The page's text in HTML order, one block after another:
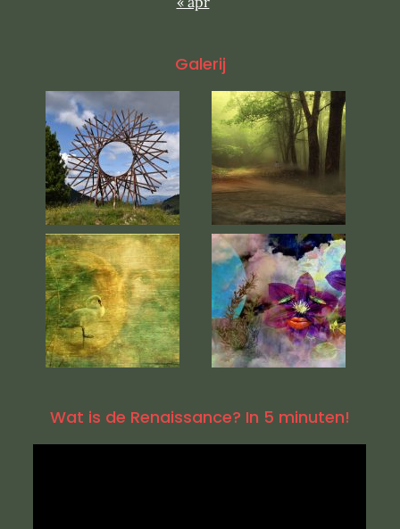
Galerij
Wat is de Renaissance? In 5 minuten!